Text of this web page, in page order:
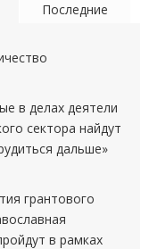
Последние
в делах деятели
сектора найдут
дальше»
грантового
в рамках